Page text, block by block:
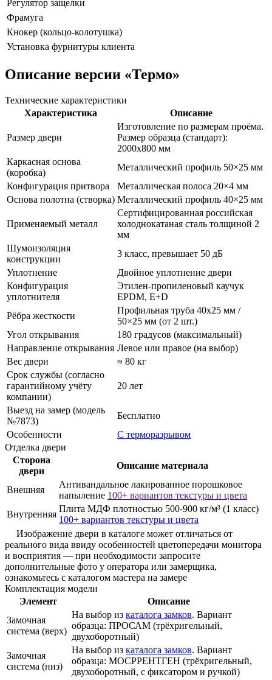
Регулятор защелки
Фрамуга
Кнокер (кольцо-колотушка)
Установка фурнитуры клиента
Описание версии «Термо»
Технические характеристики
Характеристика
Описание
Размер двери
Изготовление по размерам проёма.
Размер образца (стандарт):
2000х800 мм
Каркасная основа
(коробка)
Металлический профиль 50×25 мм
Конфигурация притвора
Металлическая полоса 20×4 мм
Основа полотна (створка) Металлический профиль 40×25 мм
Применяемый металл
Сертифицированная российская
холоднокатаная сталь толщиной 2
мм
Шумоизоляция
конструкции
3 класс, превышает 50 дБ
Уплотнение
Двойное уплотнение двери
Конфигурация
уплотнителя
Этилен-пропиленовый каучук
EPDM, E+D
Рёбра жесткости
Профильная труба 40х25 мм /
50×25 мм (от 2 шт.)
Угол открывания
180 градусов (максимальный)
Направление открывания Левое или правое (на выбор)
Вес двери
≈ 80 кг
Срок службы (согласно
гарантийному учёту
компании)
20 лет
Выезд на замер (модель
№7873)
Бесплатно
Особенности
С терморазрывом
Отделка двери
Сторона
двери
Описание материала
Внешняя
Антивандальное лакированное порошковое
напыление 100+ вариантов текстуры и цвета
Внутренняя
Плита МДФ плотностью 500-900 кг/м³ (1 класс)
100+ вариантов текстуры и цвета
Изображение двери в каталоге может отличаться от
реального вида ввиду особенностей цветопередачи монитора
и восприятия — при необходимости запросите
дополнительные фото у оператора или замерщика,
ознакомьтесь с каталогом мастера на замере
Комплектация модели
Элемент
Описание
Замочная
система (верх)
На выбор из каталога замков. Вариант
образца: ПРОСАМ (трёхригельный,
двухоборотный)
Замочная
система (низ)
На выбор из каталога замков. Вариант
образца: МОСРРЕНТГЕН (трёхригельный,
двухоборотный, с фиксатором и ручкой)